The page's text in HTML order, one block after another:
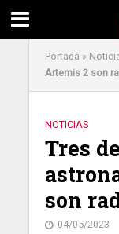
Portada »
Artemis 2 son
NOTICIAS
Tres
son
04/05/2023